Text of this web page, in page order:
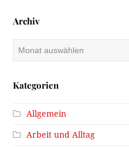
Archiv
Kategorien
Allgemein
Arbeit und Alltag